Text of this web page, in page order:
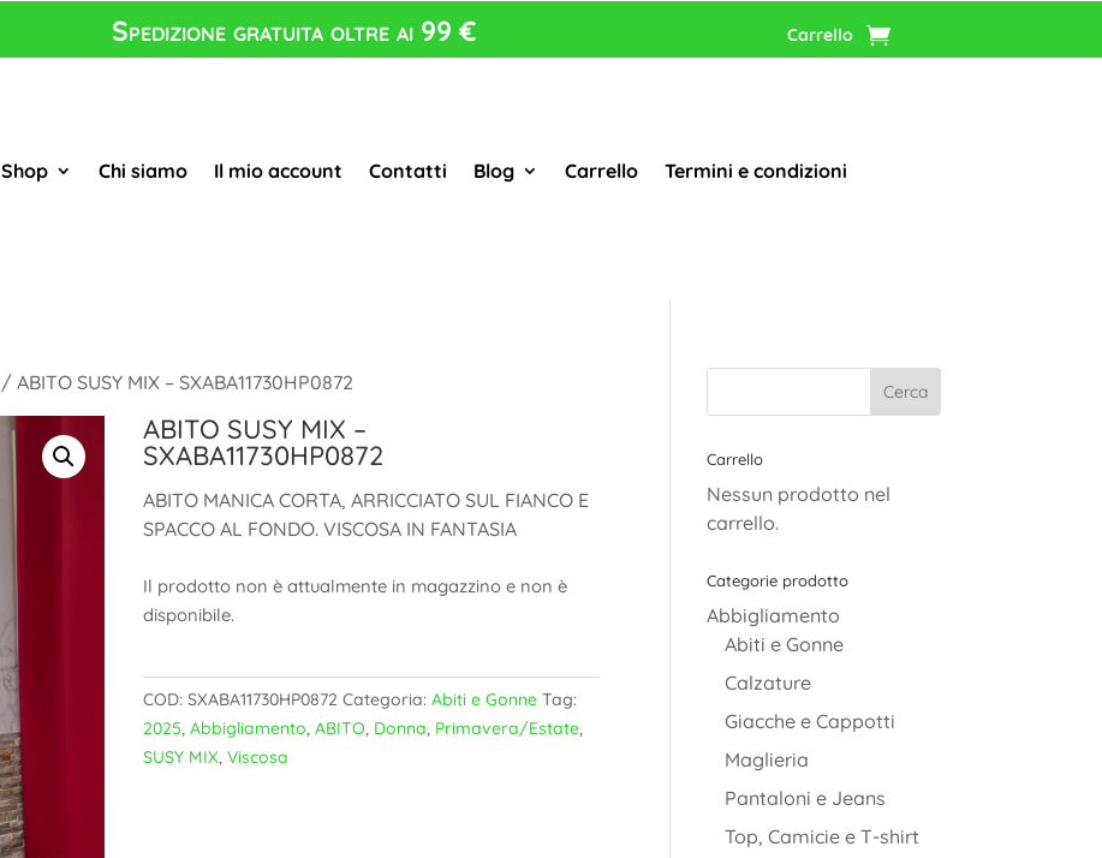
Spedizione gratuita oltre ai 99 € Carrello
Shop Chi siamo Il mio account Contatti Blog Carrello Termini e condizioni
/ ABITO SUSY MIX – SXABA11730HP0872
ABITO SUSY MIX –
SXABA11730HP0872
ABITO MANICA CORTA, ARRICCIATO SUL FIANCO E
SPACCO AL FONDO. VISCOSA IN FANTASIA
Il prodotto non è attualmente in magazzino e non è
disponibile.
COD:SXABA11730HP0872 Categoria:Abiti e Gonne Tag:
2025,Abbigliamento,ABITO, Donna, Primavera/Estate,
SUSY MIX,Viscosa
Carrello
Nessun prodotto nel
carrello.
Categorie prodotto
Abbigliamento
Abiti e Gonne
Calzature
Giacche e Cappotti
Maglieria
Pantaloni e Jeans
Top, Camicie e T-shirt